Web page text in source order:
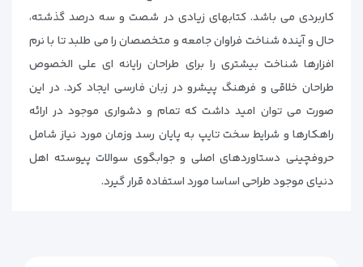
کاربردی می باشد. کتابهای زیادی در شصت و سه درصد گذشته،
حال و آینده شناخت فراوان جامعه و متخصصان را می طلبد تا با نرم
افزارها شناخت بیشتری را برای طراحان رایانه ای علی الخصوص
طراحان خلاقی و فرهنگ پیشرو در زبان فارسی ایجاد کرد. در این
صورت می توان امید داشت که تمام و دشواری موجود در ارائه
راهکارها و شرایط سخت تایپ به پایان رسد وزمان مورد نیاز شامل
حروفچینی دستاوردهای اصلی و جوابگوی سوالات پیوسته اهل
دنیای موجود طراحی اساسا مورد استفاده قرار گیرد.